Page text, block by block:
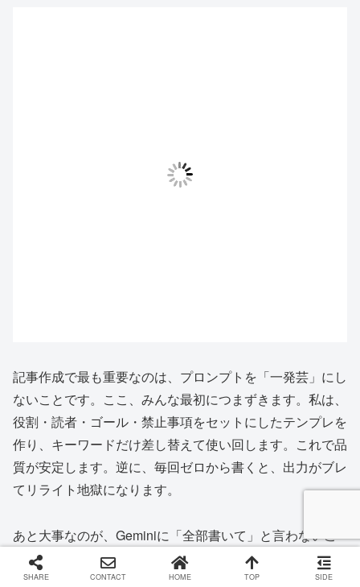
記事作成で最も重要なのは、プロンプトを「一発芸」にし
ないことです。ここ、みんな最初につまずきます。私は、
役割・読者・ゴール・禁止事項をセットにしたテンプレを
作り、キーワードだけ差し替えて使い回します。これで品
質が安定します。逆に、毎回ゼロから書くと、出力がブレ
てリライト地獄になります。
あと大事なのが、Geminiに「全部書いて」と言わないこ
とです。長文は一見ラクそうで、実はミスと重複が増えま
す。私は基本、構成→各見出しの本文→全体の整合チェッ
SHARE CONTACT HOME TOP SIDE